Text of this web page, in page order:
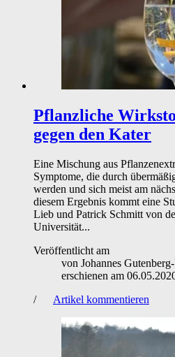
Pflanzliche
gegen den Kater
Eine Mischung aus
Symptome, die durch
werden und sich meist am
diesem Ergebnis kommt eine
Lieb und Patrick Schmitt von
Universität...
Veröffentlicht am
von Johannes
erschienen am
/
Artikel kommentieren